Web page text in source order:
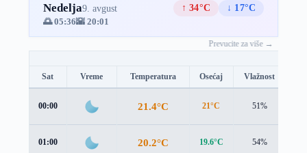
Nedelja9. avgust ↑ 34°C
↓ 17°C
🌅 05:36🌇 20:01
Prevucite za više →
Sat Vreme Temperatura Osećaj Vlažnost
00:00 21.4°C 21°C 51%
01:00 20.2°C 19.6°C 54%